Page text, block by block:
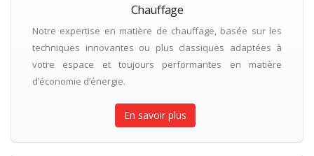
Chauffage
Notre expertise en matière de chauffage, basée sur les
techniques innovantes ou plus classiques adaptées à
votre espace et toujours performantes en matière
d’économie d’énergie.
En savoir plus